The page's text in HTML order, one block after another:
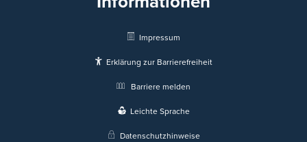
Impressum
Erklärung zur Barrierefreiheit
Barriere melden
Leichte Sprache
Datenschutzhinweise